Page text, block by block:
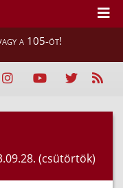
a 105-öt!
(csütörtök)